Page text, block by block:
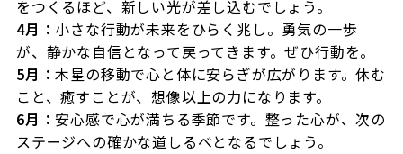
をつくるほど、新しい光が差し込むでしょう。
4月： 小さな行動が未来をひらく兆し。勇気の一歩
が、静かな自信となって戻ってきます。ぜひ行動を。
5月：木星の移動で心と体に安らぎが広がります。休む
こと、癒すことが、想像以上の力になります。
6月：安心感で心が満ちる季節です。整った心が、次の
ステージへの確かな道しるべとなるでしょう。